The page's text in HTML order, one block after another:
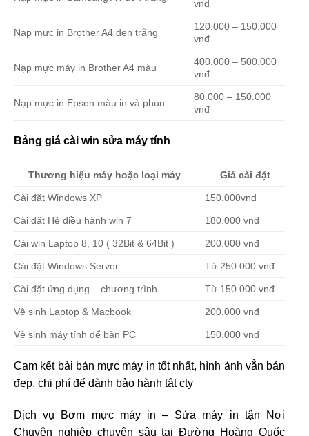
vnđ
Nạp mực in Brother A4 đen trắng
120.000 – 150.000
vnđ
Nạp mực máy in Brother A4 màu
400.000 – 500.000
vnđ
Nạp mực in Epson màu in và phun
80.000 – 150.000
vnđ
Bảng giá cài win sửa máy tính
Thương hiệu máy hoặc loại máy Giá cài đặt
Cài đặt Windows XP 150.000vnd
Cài đặt Hệ điều hành win 7 180.000 vnđ
Cài win Laptop 8, 10 ( 32Bit & 64Bit ) 200.000 vnđ
Cài đặt Windows Server Từ 250.000 vnđ
Cài đặt ứng dụng – chương trình Từ 150.000 vnđ
Vệ sinh Laptop & Macbook 200.000 vnđ
Vệ sinh máy tính để bàn PC 150.000 vnđ
Cam kết bài bản mực máy in tốt nhất, hình ảnh vẳn bản
đẹp, chi phí để dành bảo hành tật cty
Dịch vụ Bơm mực máy in – Sửa máy in tận Nơi
Chuyên nghiệp chuyên sâu tại Đường Hoàng Quốc